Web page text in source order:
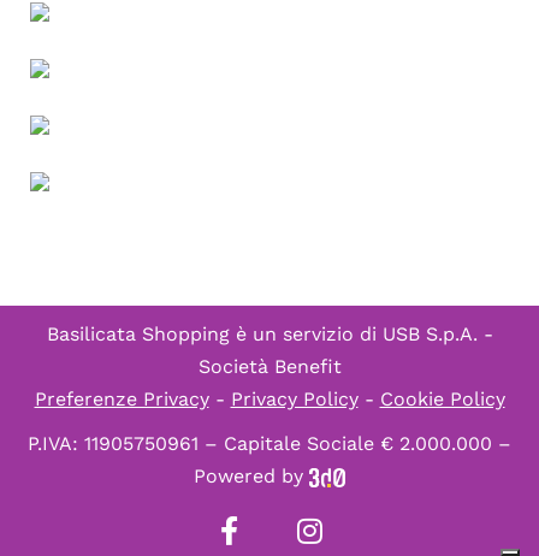
Basilicata Shopping è un servizio di USB S.p.A. -
Società Benefit
Preferenze Privacy- Privacy Policy- Cookie Policy
P.IVA: 11905750961 – Capitale Sociale € 2.000.000 –
Powered by